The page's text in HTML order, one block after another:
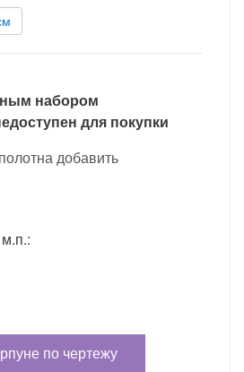
набором
для покупки
добавить
по чертежу